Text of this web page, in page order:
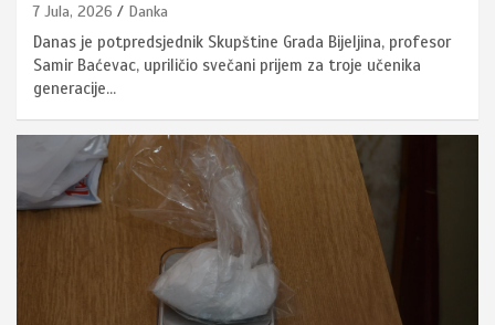
7 Jula, 2026 Danka
Danas je potpredsjednik Skupštine Grada Bijeljina, profesor
Samir Baćevac, upriličio svečani prijem za troje učenika
generacije…